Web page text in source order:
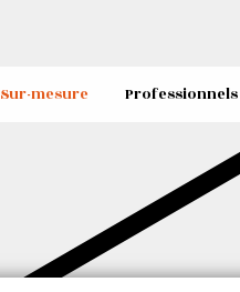
Sur-mesure Professionnels